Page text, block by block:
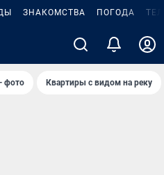
ЗНАКОМСТВА ПОГОДА
фото Квартиры с видом на реку